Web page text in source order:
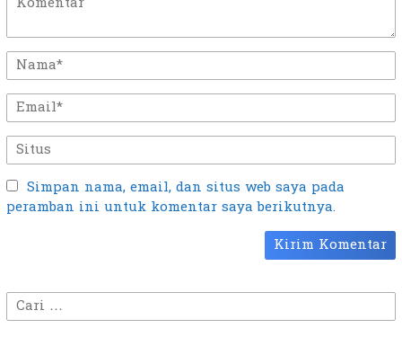
Simpan nama, email, dan situs web saya pada
peramban ini untuk komentar saya berikutnya.
Cari
untuk: